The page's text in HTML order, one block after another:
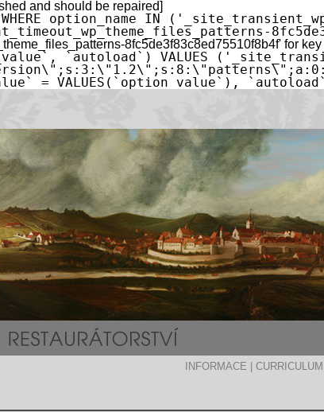
and should be repaired]
WHERE option_name IN
8fc5de3f83c8ed75510f8b4f' for
`autoload`) VALUES
= VALUES(`option_value`),
INFORMACE CURRICULUM